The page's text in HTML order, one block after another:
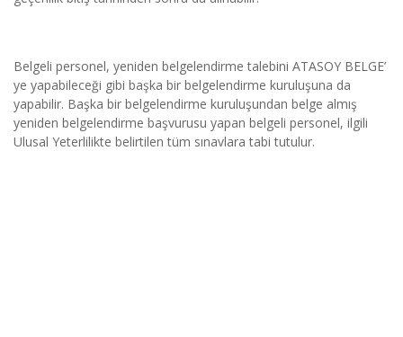
Belgeli personel, yeniden belgelendirme talebini ATASOY BELGE’
ye yapabileceği gibi başka bir belgelendirme kuruluşuna da
yapabilir. Başka bir belgelendirme kuruluşundan belge almış
yeniden belgelendirme başvurusu yapan belgeli personel, ilgili
Ulusal Yeterlilikte belirtilen tüm sınavlara tabi tutulur.